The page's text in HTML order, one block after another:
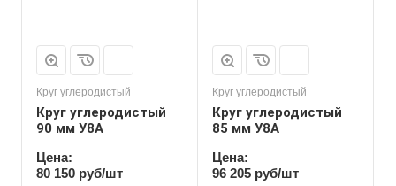
Круг углеродистый
Круг углеродистый
90 мм У8А
Цена:
80 150 руб/шт
Круг углеродистый
Круг углеродистый
85 мм У8А
Цена:
96 205 руб/шт